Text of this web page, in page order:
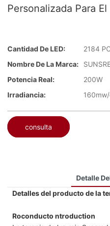
Personalizada Para
Cantidad De LED:
2184
Nombre De La Marca:
Potencia Real:
200W
Irradiancia:
consulta
Detalle
Detalles del producto de la
Roconducto ntroduction